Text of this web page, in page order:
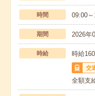
時間 09:00
期間 2026年
時給 時給
交
全額支